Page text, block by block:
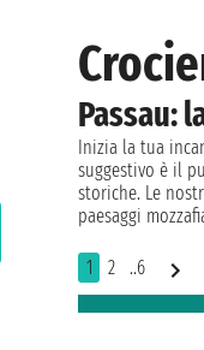
Passau:
Inizia la tua
suggestivo è il
storiche. Le
paesaggi
1 2 ..6